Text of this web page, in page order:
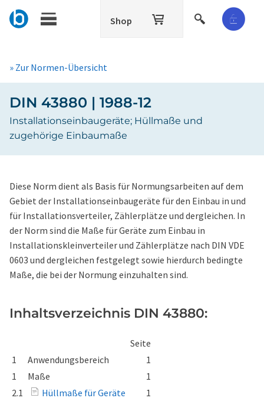
Shop
» Zur Normen-Übersicht
DIN 43880 | 1988-12
Installationseinbaugeräte; Hüllmaße und
zugehörige Einbaumaße
Diese Norm dient als Basis für Normungsarbeiten auf dem
Gebiet der Installationseinbaugeräte für den Einbau in und
für Installationsverteiler, Zählerplätze und dergleichen. In
der Norm sind die Maße für Geräte zum Einbau in
Installationskleinverteiler und Zählerplätze nach DIN VDE
0603 und dergleichen festgelegt sowie hierdurch bedingte
Maße, die bei der Normung einzuhalten sind.
Inhaltsverzeichnis DIN 43880:
Seite
1
Anwendungsbereich
1
1
Maße
1
2.1
Hüllmaße für Geräte
1